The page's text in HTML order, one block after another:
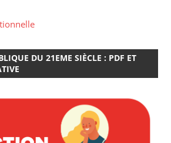
DU 21EME SIÈCLE : PDF ET